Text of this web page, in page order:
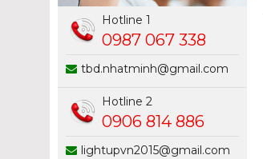
Hotline 1
0987 067 338
tbd.nhatminh@gmail.com
Hotline 2
0906 814 886
lightupvn2015@gmail.com